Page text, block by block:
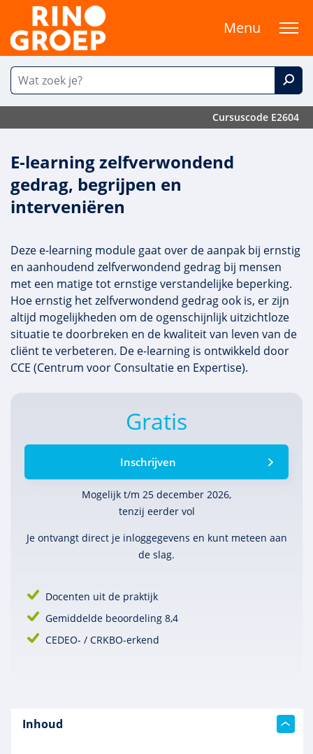
Menu
Cursuscode E2604
E-learning zelfverwondend
gedrag, begrijpen en
interveniëren
Deze e-learning module gaat over de aanpak bij ernstig
en aanhoudend zelfverwondend gedrag bij mensen
met een matige tot ernstige verstandelijke beperking.
Hoe ernstig het zelfverwondend gedrag ook is, er zijn
altijd mogelijkheden om de ogenschijnlijk uitzichtloze
situatie te doorbreken en de kwaliteit van leven van de
cliënt te verbeteren. De e-learning is ontwikkeld door
CCE (Centrum voor Consultatie en Expertise).
Gratis
Inschrijven
Mogelijk t/m 25 december 2026,
tenzij eerder vol
Je ontvangt direct je inlog­gegevens en kunt meteen aan
de slag.
Docenten uit de praktijk
Gemiddelde beoordeling 8,4
CEDEO- / CRKBO-erkend
Inhoud